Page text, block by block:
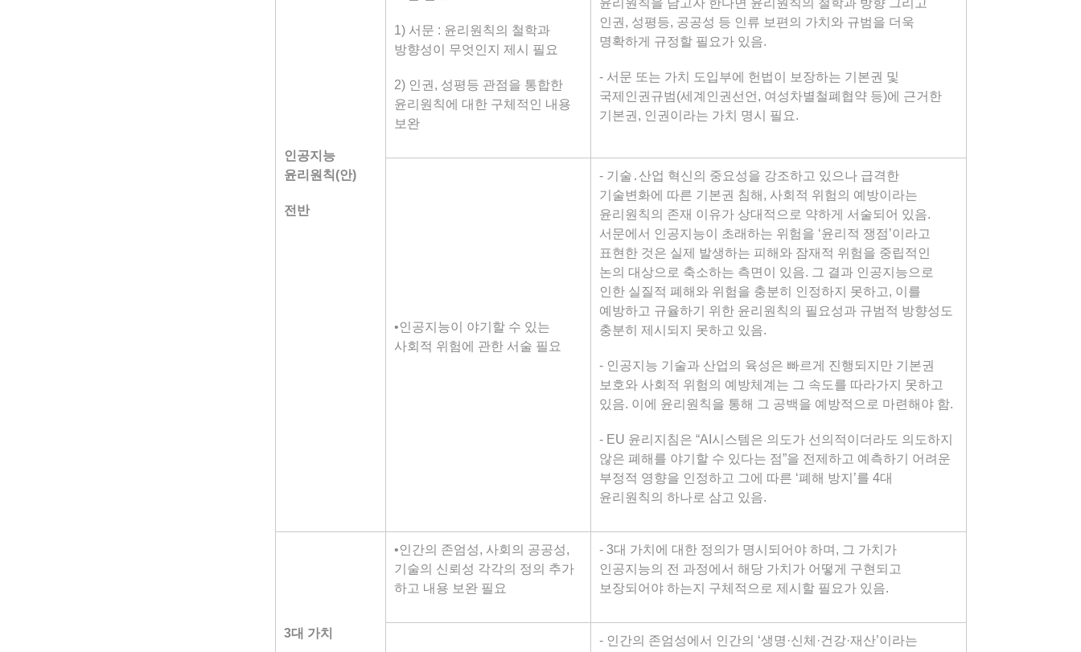
인공지능
윤리원칙(안)
전반
1) 서문 : 윤리원칙의 철학과
방향성이 무엇인지 제시 필요
2) 인권, 성평등 관점을 통합한
윤리원칙에 대한 구체적인 내용
보완
윤리원칙을 담고자 한다면 윤리원칙의 철학과 방향 그리고
인권, 성평등, 공공성 등 인류 보편의 가치와 규범을 더욱
명확하게 규정할 필요가 있음.
- 서문 또는 가치 도입부에 헌법이 보장하는 기본권 및
국제인권규범(세계인권선언, 여성차별철폐협약 등)에 근거한
기본권, 인권이라는 가치 명시 필요.
•인공지능이 야기할 수 있는
사회적 위험에 관한 서술 필요
- 기술․산업 혁신의 중요성을 강조하고 있으나 급격한
기술변화에 따른 기본권 침해, 사회적 위험의 예방이라는
윤리원칙의 존재 이유가 상대적으로 약하게 서술되어 있음.
서문에서 인공지능이 초래하는 위험을 ‘윤리적 쟁점’이라고
표현한 것은 실제 발생하는 피해와 잠재적 위험을 중립적인
논의 대상으로 축소하는 측면이 있음. 그 결과 인공지능으로
인한 실질적 폐해와 위험을 충분히 인정하지 못하고, 이를
예방하고 규율하기 위한 윤리원칙의 필요성과 규범적 방향성도
충분히 제시되지 못하고 있음.
- 인공지능 기술과 산업의 육성은 빠르게 진행되지만 기본권
보호와 사회적 위험의 예방체계는 그 속도를 따라가지 못하고
있음. 이에 윤리원칙을 통해 그 공백을 예방적으로 마련해야 함.
- EU 윤리지침은 “AI시스템은 의도가 선의적이더라도 의도하지
않은 폐해를 야기할 수 있다는 점”을 전제하고 예측하기 어려운
부정적 영향을 인정하고 그에 따른 ‘폐해 방지’를 4대
윤리원칙의 하나로 삼고 있음.
3대 가치
•인간의 존엄성, 사회의 공공성,
기술의 신뢰성 각각의 정의 추가
하고 내용 보완 필요
- 3대 가치에 대한 정의가 명시되어야 하며, 그 가치가
인공지능의 전 과정에서 해당 가치가 어떻게 구현되고
보장되어야 하는지 구체적으로 제시할 필요가 있음.
- 인간의 존엄성에서 인간의 ‘생명·신체·건강·재산’이라는